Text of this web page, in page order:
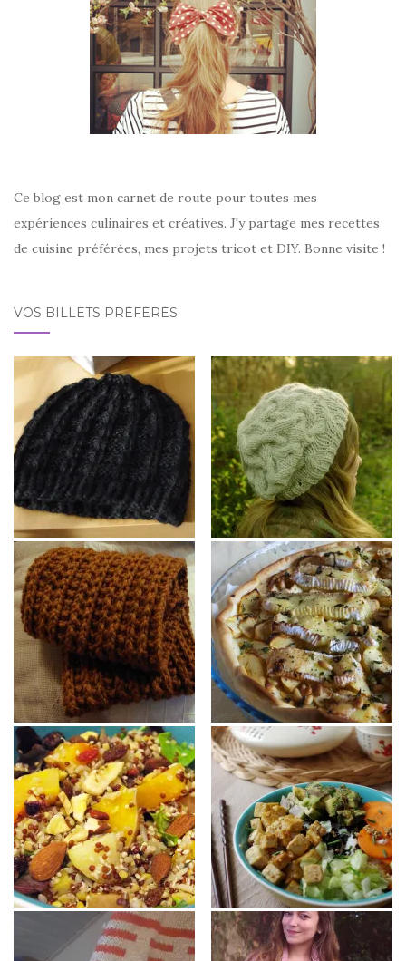
Ce blog est mon carnet de route pour toutes mes
expériences culinaires et créatives. J'y partage mes recettes
de cuisine préférées, mes projets tricot et DIY. Bonne visite !
VOS BILLETS PRÉFÉRÉS